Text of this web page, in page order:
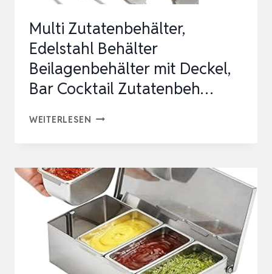
COCKT…
Multi Zutatenbehälter,
Edelstahl Behälter
Beilagenbehälter mit Deckel,
Bar Cocktail Zutatenbeh…
WEITERLESEN MULTI
BEHÄLTER
BEILAGENBEHÄLTER
MIT
DECKEL,
BAR
COCKTAIL